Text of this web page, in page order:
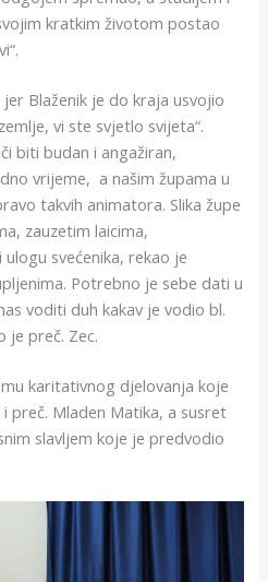
kratkim životom postao
Blaženik je do kraja usvojio
vi ste svjetlo svijeta“.
biti budan i angažiran,
vrijeme, a našim župama u
takvih animatora. Slika župe
zauzetim laicima,
svećenika, rekao je
Potrebno je sebe dati u
voditi duh kakav je vodio bl.
je preč. Zec.
karitativnog djelovanja koje
preč. Mladen Matika, a susret
slavljem koje je predvodio